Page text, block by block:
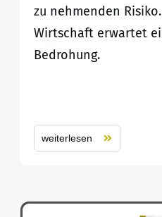
zu nehmenden
Wirtschaft erwartet
Bedrohung.
weiterlesen